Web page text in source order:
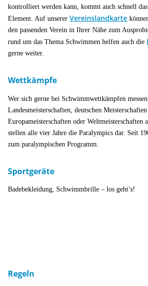
kontrolliert werden kann, kommt auch schnell das
Element. Auf unserer Vereinslandkarte
den passenden Verein in Ihrer Nähe zum
rund um das Thema Schwimmen helfen auch die
gerne weiter.
Wettkämpfe
Wer sich gerne bei Schwimmwettkämpfen
Landesmeisterschaften, deutschen
Europameisterschaften oder Weltmeisterschaften
stellen alle vier Jahre die Paralympics dar. Seit
zum paralympischen Programm.
Sportgeräte
Badebekleidung, Schwimmbrille – los geht’s!
Regeln